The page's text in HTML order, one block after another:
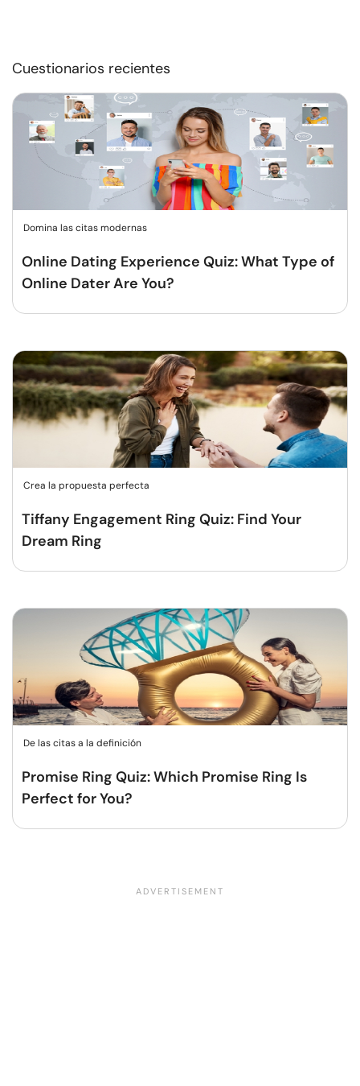
Cuestionarios recientes
Domina las citas modernas
Online Dating Experience Quiz: What Type of
Online Dater Are You?
Crea la propuesta perfecta
Tiffany Engagement Ring Quiz: Find Your
Dream Ring
De las citas a la definición
Promise Ring Quiz: Which Promise Ring Is
Perfect for You?